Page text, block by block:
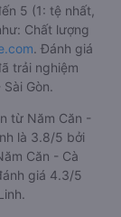
5 (1: tệ nhất,
Chất lượng
. Đánh giá
trải nghiệm
Gòn.
từ Năm Căn -
là 3.8/5 bởi
Căn - Cà
giá 4.3/5